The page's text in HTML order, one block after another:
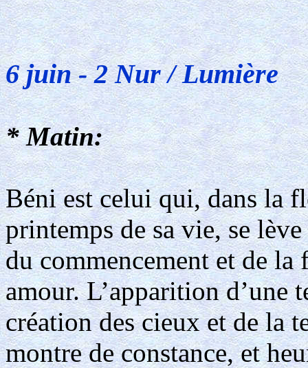
6 juin - 2 Nur / Lumière
* Matin:
Béni est celui qui, dans la
printemps de sa vie, se
du commencement et de la
amour. L’apparition d’une
création des cieux et de la
montre de constance, et